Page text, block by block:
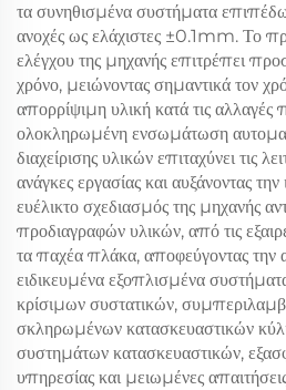
τα συνηθισμένα συστήματα
ανοχές ως ελάχιστες ±0.1mm. Το
ελέγχου της μηχανής επιτρέπει
χρόνο, μειώνοντας σημαντικά τον
απορρίψιμη υλική κατά τις
ολοκληρωμένη ενσωμάτωση
διαχείρισης υλικών επιταχύνει τις
ανάγκες εργασίας και αυξάνοντας
ευέλικτο σχεδιασμός της μηχανής
προδιαγραφών υλικών, από τις
τα παχέα πλάκα, αποφεύγοντας την
ειδικευμένα εξοπλισμένα
κρίσιμων συστατικών,
σκληρωμένων κατασκευαστικών
συστημάτων κατασκευαστικών,
υπηρεσίας και μειωμένες